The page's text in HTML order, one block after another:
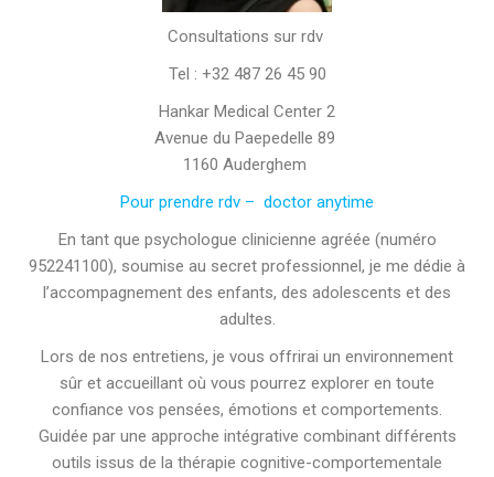
Consultations sur rdv
Tel : +32 487 26 45 90
Hankar Medical Center 2
Avenue du Paepedelle 89
1160 Auderghem
Pour prendre rdv – doctor anytime
En tant que psychologue clinicienne agréée (numéro
952241100), soumise au secret professionnel, je me dédie à
l’accompagnement des enfants, des adolescents et des
adultes.
Lors de nos entretiens, je vous offrirai un environnement
sûr et accueillant où vous pourrez explorer en toute
confiance vos pensées, émotions et comportements.
Guidée par une approche intégrative combinant différents
outils issus de la thérapie cognitive-comportementale